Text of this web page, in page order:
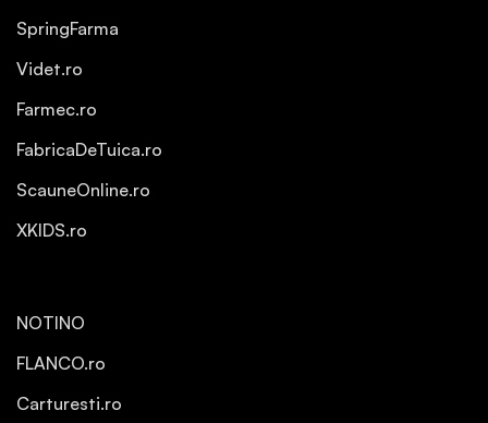
SpringFarma
Videt.ro
Farmec.ro
FabricaDeTuica.ro
ScauneOnline.ro
XKIDS.ro
NOTINO
FLANCO.ro
Carturesti.ro